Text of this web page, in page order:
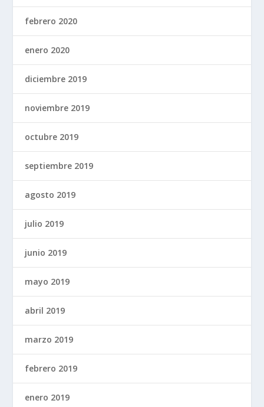
febrero 2020
enero 2020
diciembre 2019
noviembre 2019
octubre 2019
septiembre 2019
agosto 2019
julio 2019
junio 2019
mayo 2019
abril 2019
marzo 2019
febrero 2019
enero 2019